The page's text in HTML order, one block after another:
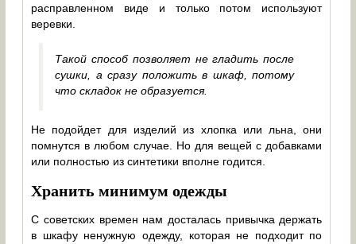
расправленном виде и только потом используют
веревки.
Такой способ позволяет не гладить после
сушки, а сразу положить в шкаф, потому
что складок не образуется.
Не подойдет для изделий из хлопка или льна, они
помнутся в любом случае. Но для вещей с добавками
или полностью из синтетики вполне годится.
Хранить минимум одежды
С советских времен нам досталась привычка держать
в шкафу ненужную одежду, которая не подходит по